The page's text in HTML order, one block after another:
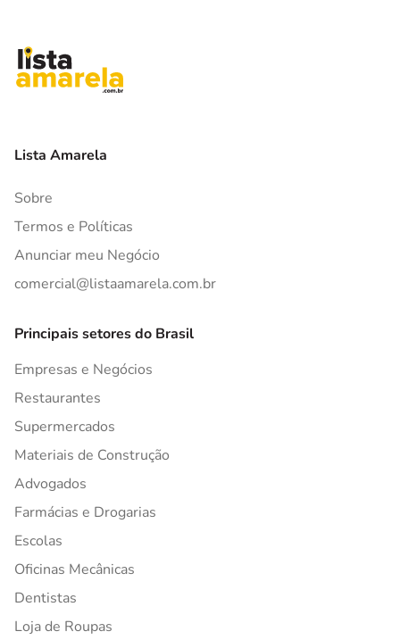
Lista Amarela
Sobre
Termos e Políticas
Anunciar meu Negócio
comercial@listaamarela.com.br
Principais setores do Brasil
Empresas e Negócios
Restaurantes
Supermercados
Materiais de Construção
Advogados
Farmácias e Drogarias
Escolas
Oficinas Mecânicas
Dentistas
Loja de Roupas